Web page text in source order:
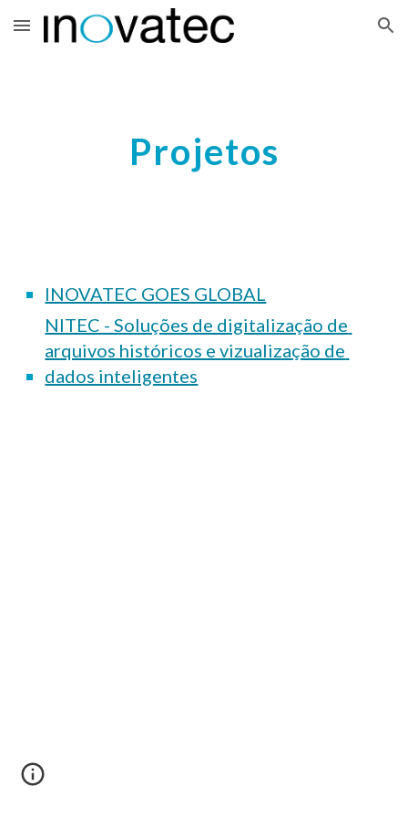
Skip to main content Skip to navigation
Projetos
INOVATEC GOES GLOBAL
NITEC - Soluções de digitalização de
arquivos históricos e vizualização de
dados inteligentes